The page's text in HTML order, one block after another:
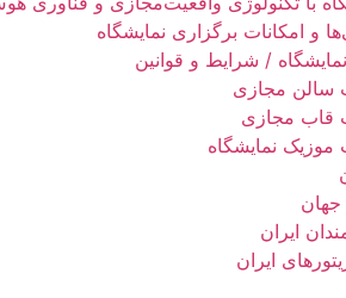
و امکانات برگزاری نمایشگاه
/ شرایط و قوانین
سالن مجازی
قاب مجازی
موزیک نمایشگاه
جهان
ایران
ایران